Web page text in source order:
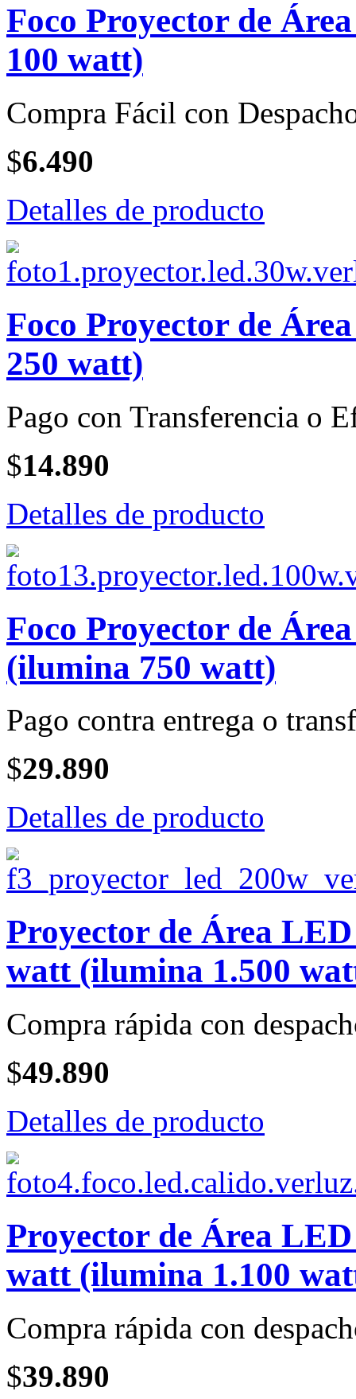
Foco Proyector de
100 watt)
Compra Fácil con
$6.490
Detalles de producto
Foco Proyector de
250 watt)
Pago con Transferencia o
$14.890
Detalles de producto
Foco Proyector de
(ilumina 750 watt)
Pago contra entrega o
$29.890
Detalles de producto
Proyector de Área
watt (ilumina 1.500
Compra rápida con
$49.890
Detalles de producto
Proyector de Área
watt (ilumina 1.100
Compra rápida con
$39.890